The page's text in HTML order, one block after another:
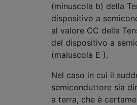
(minuscola b) della
dispositivo a
al valore CC della
del dispositivo a
(maiuscola E ).
Nel caso in cui il
semiconduttore sia
a terra, che è